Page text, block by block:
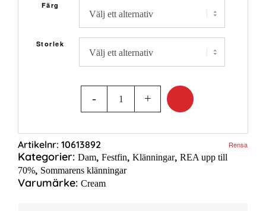
599,00 kr.
799,50 kr.
Färg
Storlek
Rensa
Artikelnr: 10613892
Kategorier: Dam, Festfin, Klänningar, REA upp till
70%, Sommarens klänningar
Varumärke: Cream